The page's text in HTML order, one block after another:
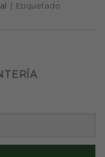
Etiquetado